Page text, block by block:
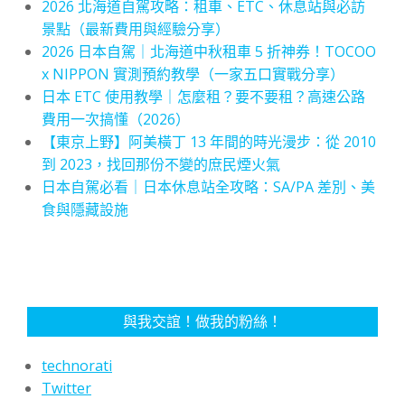
2026 北海道自駕攻略：租車、ETC、休息站與必訪
景點（最新費用與經驗分享）
2026 日本自駕｜北海道中秋租車 5 折神券！TOCOO
x NIPPON 實測預約教學（一家五口實戰分享）
日本 ETC 使用教學｜怎麼租？要不要租？高速公路
費用一次搞懂（2026）
【東京上野】阿美橫丁 13 年間的時光漫步：從 2010
到 2023，找回那份不變的庶民煙火氣
日本自駕必看｜日本休息站全攻略：SA/PA 差別、美
食與隱藏設施
與我交誼！做我的粉絲！
technorati
Twitter